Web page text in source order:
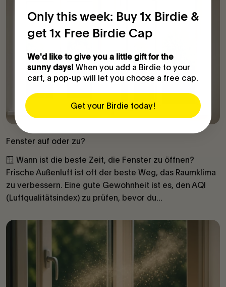
Fenster auf oder zu?
🪟 Wann ist die beste Zeit, die Fenster zu öffnen?
Frische Außenluft ist oft der beste Weg, das Raumklima
zu verbessern. Eine gute Gewohnheit ist es, den AQI
(Luftqualitätsindex) zu prüfen, bevor du...
Only this week: Buy 1x Birdie &
get 1x Free Birdie Cap
We'd like to give you a little gift for the
sunny days! When you add a Birdie to your
cart, a pop-up will let you choose a free cap.
Get your Birdie today!